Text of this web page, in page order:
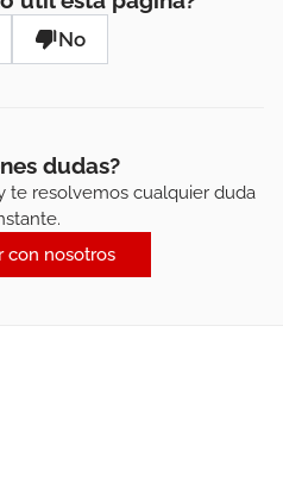
No
dudas?
te resolvemos cualquier duda
con nosotros